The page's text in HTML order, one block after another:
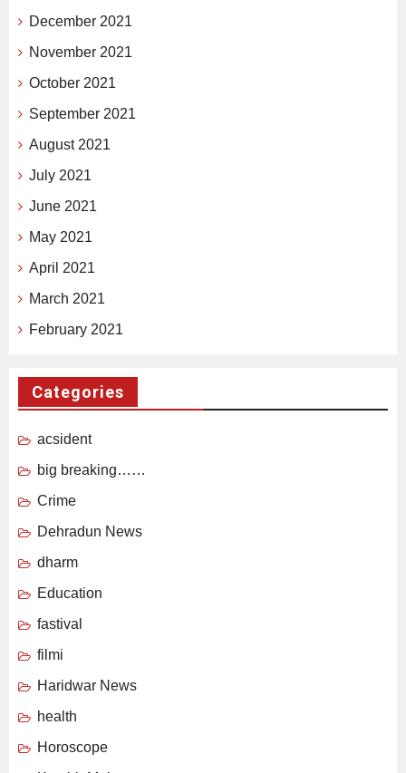
December 2021
November 2021
October 2021
September 2021
August 2021
July 2021
June 2021
May 2021
April 2021
March 2021
February 2021
Categories
acsident
big breaking……
Crime
Dehradun News
dharm
Education
fastival
filmi
Haridwar News
health
Horoscope